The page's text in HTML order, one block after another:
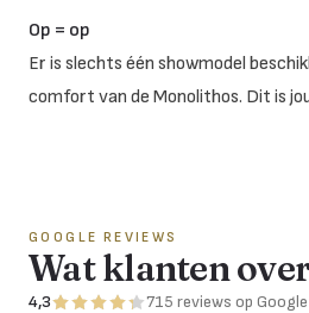
Op = op
Er is slechts één showmodel
comfort van de Monolithos. Dit is
GOOGLE REVIEWS
Wat klanten
4,3 715 reviews op Google